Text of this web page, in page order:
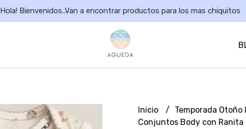
Hola! Bienvenidos..Van a encontrar productos para los mas chiquitos
Inicio Temporada Otoño
Conjuntos Body con Ranita